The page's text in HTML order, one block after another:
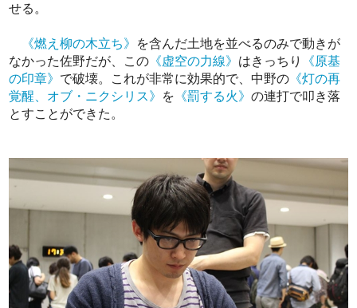
せる。
《燃え柳の木立ち》 を含んだ土地を並べるのみで動きが
なかった佐野だが、この 《虚空の力線》 はきっちり
《原基
の印章》 で破壊。これが非常に効果的で、中野の 《灯の再
覚醒、オブ・ニクシリス》 を 《罰する火》の連打で叩き落
とすことができた。